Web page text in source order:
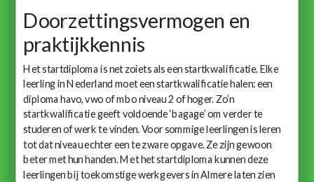
Doorzettingsvermogen en
praktijkkennis
Het startdiploma is net zoiets als een startkwalificatie. Elke
leerling in Nederland moet een startkwalificatie halen: een
diploma havo, vwo of mbo niveau 2 of hoger. Zo’n
startkwalificatie geeft voldoende ‘bagage’ om verder te
studeren of werk te vinden. Voor sommige leerlingen is leren
tot dat niveau echter een te zware opgave. Ze zijn gewoon
beter met hun handen. Met het startdiploma kunnen deze
leerlingen bij toekomstige werkgevers in Almere laten zien